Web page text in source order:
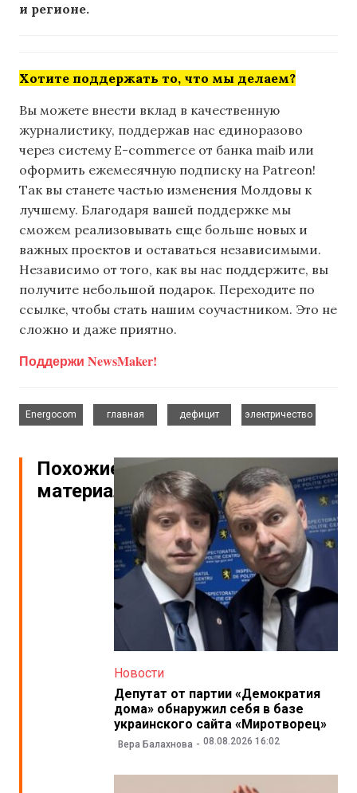
и регионе.
Хотите поддержать то, что мы делаем?
Вы можете внести вклад в качественную
журналистику, поддержав нас единоразово
через систему E-commerce от банка maib или
оформить ежемесячную подписку на Patreon!
Так вы станете частью изменения Молдовы к
лучшему. Благодаря вашей поддержке мы
сможем реализовывать еще больше новых и
важных проектов и оставаться независимыми.
Независимо от того, как вы нас поддержите, вы
получите небольшой подарок. Переходите по
ссылке, чтобы стать нашим соучастником. Это не
сложно и даже приятно.
Поддержи NewsMaker!
Energocom
главная
дефицит
электричество
Похожие
материалы
Новости
Депутат от партии «Демократия
дома» обнаружил себя в базе
украинского сайта «Миротворец»
Вера Балахнова 08.08.2026 16:02